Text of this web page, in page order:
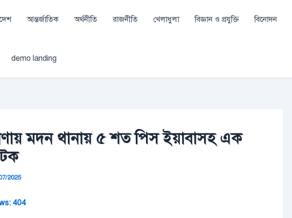
আন্তর্জাতিক অর্থনীতি রাজনীতি খেলাধুলা বিজ্ঞান ও প্রযুক্তি বিনোদন
demo landing
মদন থানায় ৫ শত পিস ইয়াবাসহ এক
2025
404